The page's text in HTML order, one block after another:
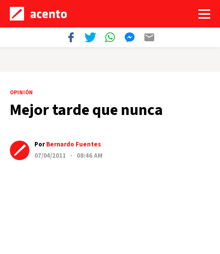
OPINIÓN
Mejor tarde que nunca
PorBernardo Fuentes
07/04/2011 · 08:46 AM